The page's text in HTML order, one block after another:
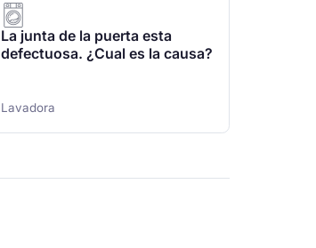
La junta de la puerta esta
defectuosa. ¿Cual es la causa?
Lavadora